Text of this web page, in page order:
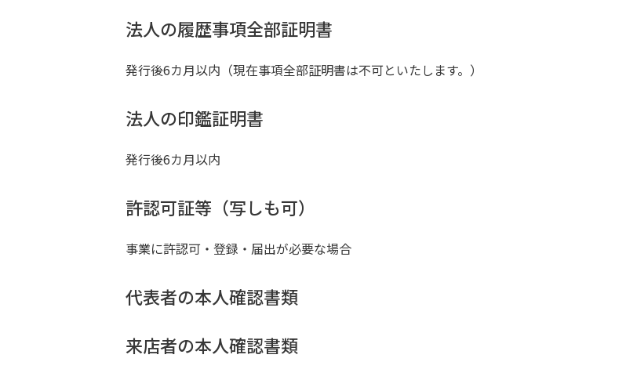
法人の履歴事項全部証明書
発行後6カ月以内（現在事項全部証明書は不可といたします。）
法人の印鑑証明書
発行後6カ月以内
許認可証等（写しも可）
事業に許認可・登録・届出が必要な場合
代表者の本人確認書類
来店者の本人確認書類